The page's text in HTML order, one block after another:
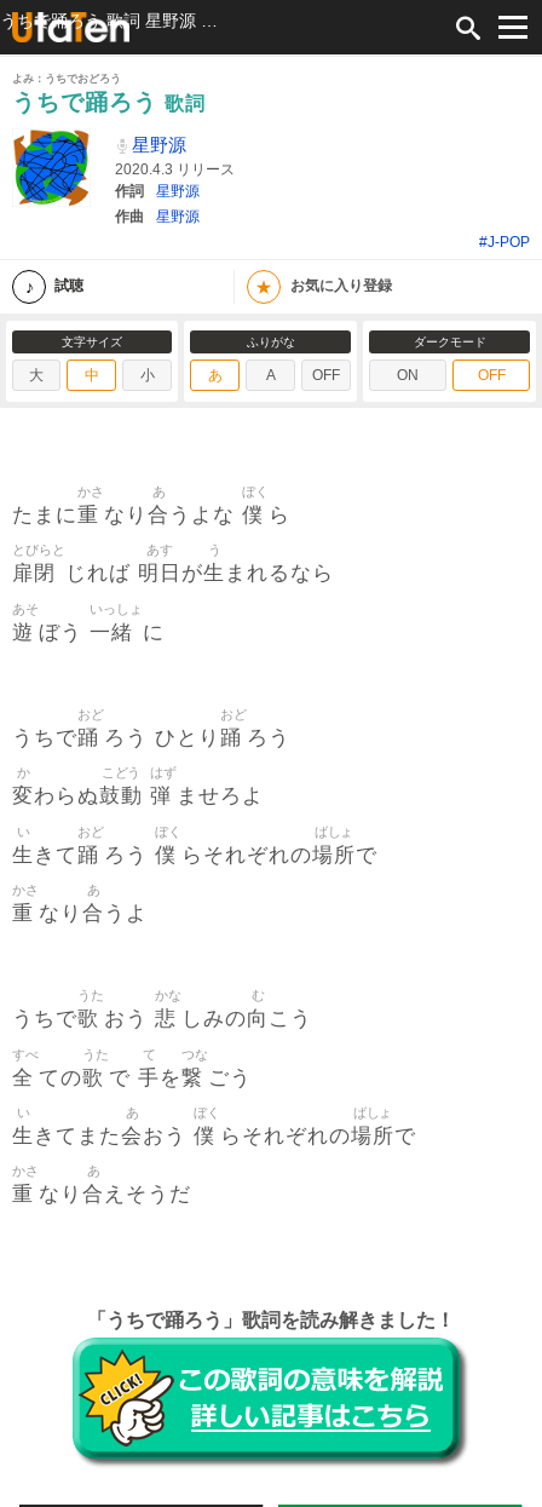
よみ：うちでおどろう
うちで踊ろう
歌詞
星野源
2020.4.3 リリース
作詞
星野源
作曲
星野源
#J-POP
試聴 ★ お気に入り登録
文字サイズ
大 中 小
ふりがな
あ A OFF
ダークモード
ON OFF
たまに重
かさ
なり 合
あ
うよな 僕
ぼく
ら
扉閉
とびらと
じれば 明日
あす
が生
う
まれるなら
遊
あそ
ぼう 一緒
いっしょ
に
うちで踊
おど
ろう ひとり 踊
おど
ろう
変
か
わらぬ鼓動
こどう
弾
はず
ませろよ
生
い
きて 踊
おど
ろう 僕
ぼく
らそれぞれの場所
ばしょ
で
重
かさ
なり 合
あ
うよ
うちで歌
うた
おう 悲
かな
しみの向
む
こう
全
すべ
ての歌
うた
で 手
て
を繋
つな
ごう
生
い
きてまた会
あ
おう 僕
ぼく
らそれぞれの場所
ばしょ
で
重
かさ
なり 合
あ
えそうだ
「うちで踊ろう」歌詞を読み解きました！